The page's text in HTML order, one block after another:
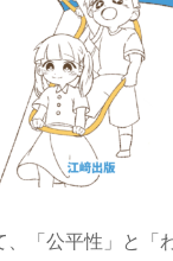
「公平性」と「